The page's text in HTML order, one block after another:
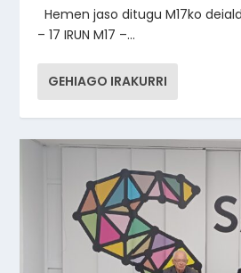
Hemen jaso ditugu M17ko
– 17 IRUN M17 –...
GEHIAGO IRAKURRI